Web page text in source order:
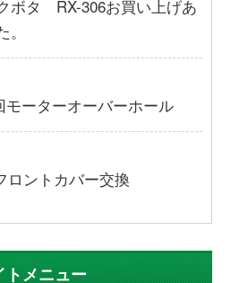
ボタ RX-306お買い上げあ
ーターオーバーホール
ントカバー交換
トメニュー